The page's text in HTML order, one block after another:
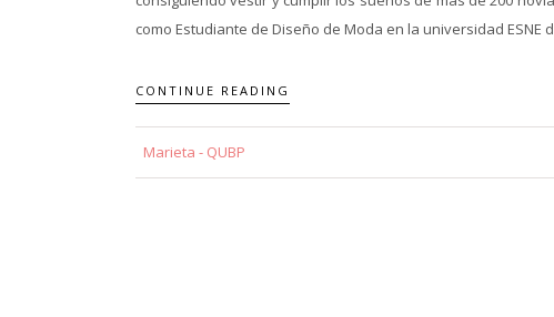
como Estudiante de Diseño de Moda en la universidad
CONTINUE READING
Marieta - QUBP